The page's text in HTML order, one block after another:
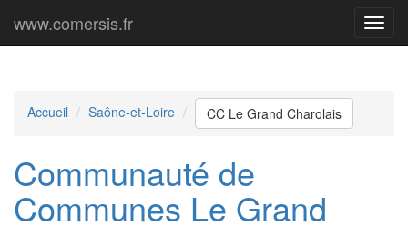
Menu
www.comersis.fr
Accueil Saône-et-Loire CC Le Grand Charolais
Communauté de
Communes Le Grand